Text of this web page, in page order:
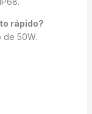
rápido?
de 50W.